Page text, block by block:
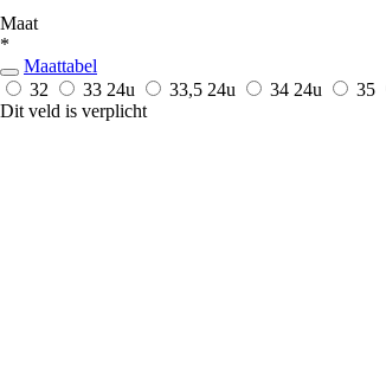
Maat
*
Maattabel
32
33 24u 33,5 24u 34 24u 35
Dit veld is verplicht